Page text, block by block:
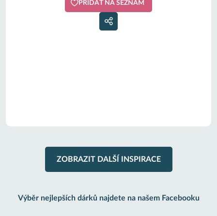
PŘIDAT NA SEZNAM
ZOBRAZIT DALŠÍ INSPIRACE
Výběr nejlepších dárků najdete na našem Facebooku